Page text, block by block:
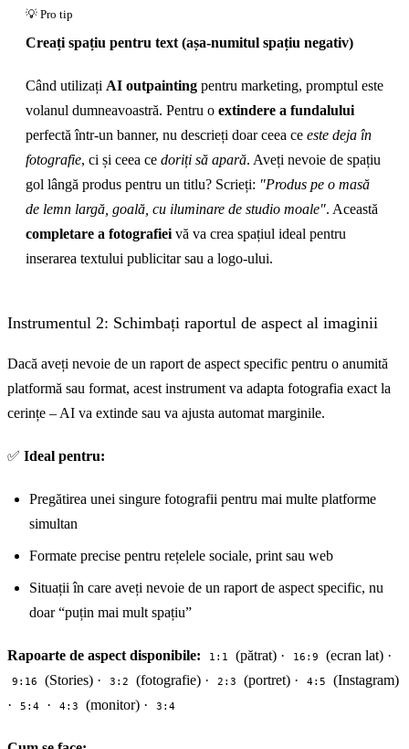
Creați spațiu pentru text (așa-numitul spațiu negativ)
Când utilizați AI outpainting pentru marketing, promptul este
volanul dumneavoastră. Pentru o extindere a fundalului
perfectă într-un banner, nu descrieți doar ceea ce este deja în
fotografie, ci și ceea ce doriți să apară. Aveți nevoie de spațiu
gol lângă produs pentru un titlu? Scrieți: "Produs pe o masă
de lemn largă, goală, cu iluminare de studio moale". Această
completare a fotografiei vă va crea spațiul ideal pentru
inserarea textului publicitar sau a logo-ului.
Instrumentul 2: Schimbați raportul de aspect al imaginii
Dacă aveți nevoie de un raport de aspect specific pentru o anumită
platformă sau format, acest instrument va adapta fotografia exact la
cerințe – AI va extinde sau va ajusta automat marginile.
✅ Ideal pentru:
Pregătirea unei singure fotografii pentru mai multe platforme
simultan
Formate precise pentru rețelele sociale, print sau web
Situații în care aveți nevoie de un raport de aspect specific, nu
doar “puțin mai mult spațiu”
Rapoarte de aspect disponibile: 1:1 (pătrat) · 16:9 (ecran lat) ·
9:16 (Stories) · 3:2 (fotografie) · 2:3 (portret) · 4:5
(Instagram)
·
5:4 · 4:3 (monitor) · 3:4